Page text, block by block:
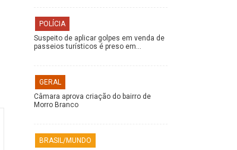
POLÍCIA
Suspeito de aplicar golpes em venda de
passeios turísticos é preso em…
GERAL
Câmara aprova criação do bairro de
Morro Branco
BRASIL/MUNDO